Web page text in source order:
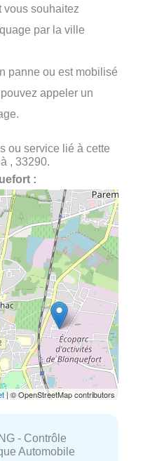
vous souhaitez
par la ville
panne ou est mobilisé
appeler un
ou service lié à cette
, 33290.
:
| © OpenStreetMap contributors
- Contrôle
Automobile